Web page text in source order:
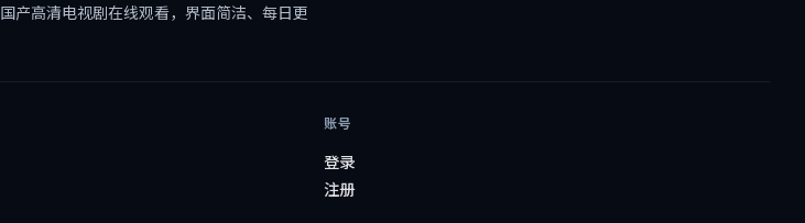
国产高清电视剧在线观看，界面简洁、每日更
账号
登录
注册